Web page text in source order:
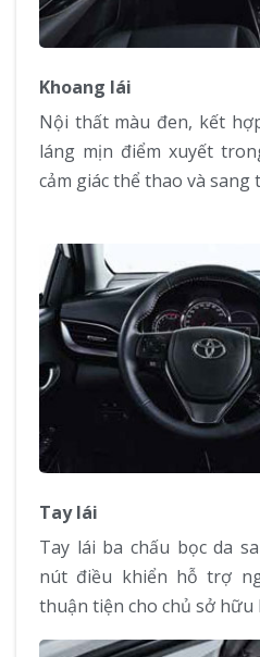
Khoang lái
Nội thất màu đen, kết
láng mịn điểm xuyết
cảm giác thể thao và sang
Tay lái
Tay lái ba chấu bọc da
nút điều khiển hỗ trợ
thuận tiện cho chủ sở hữu